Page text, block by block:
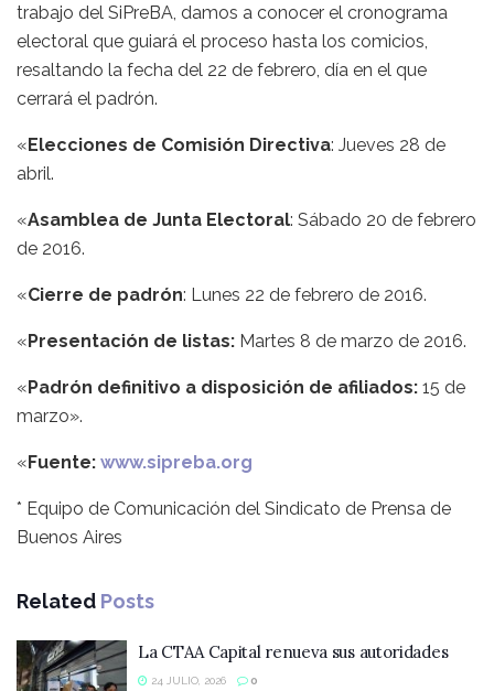
trabajo del SiPreBA, damos a conocer el cronograma
electoral que guiará el proceso hasta los comicios,
resaltando la fecha del 22 de febrero, día en el que
cerrará el padrón.
«Elecciones de Comisión Directiva: Jueves 28 de
abril.
«Asamblea de Junta Electoral: Sábado 20 de febrero
de 2016.
«Cierre de padrón: Lunes 22 de febrero de 2016.
«Presentación de listas: Martes 8 de marzo de 2016.
«Padrón definitivo a disposición de afiliados: 15 de
marzo».
«Fuente: www.sipreba.org
* Equipo de Comunicación del Sindicato de Prensa de
Buenos Aires
Related Posts
La CTAA Capital renueva sus autoridades
24 JULIO, 2026 0